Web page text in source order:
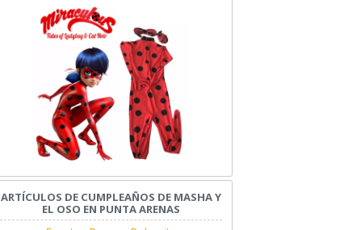
ARTÍCULOS DE CUMPLEAÑOS DE MASHA Y
EL OSO EN PUNTA ARENAS